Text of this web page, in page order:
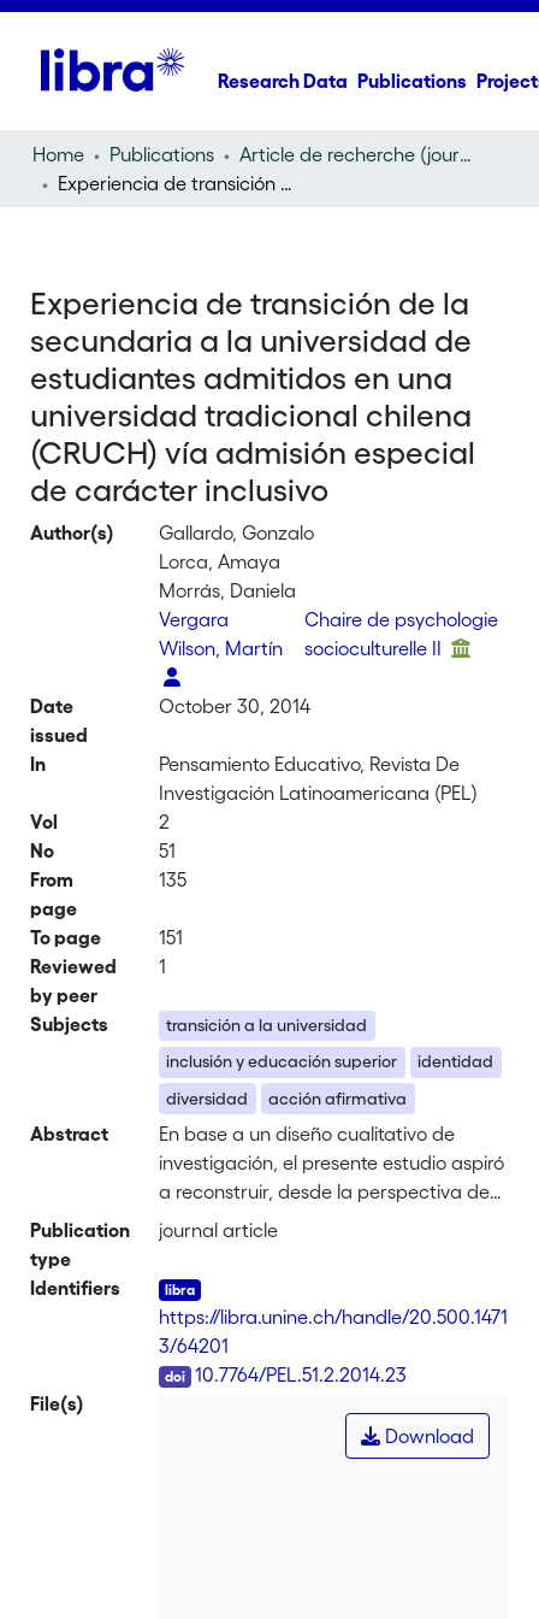
Research Data Publications
Home Publications
Article de recherche (journal article)
Experiencia de transición de la secundaria a la universidad de estudiantes admitidos en una universidad tradicional chilena (CRUCH) vía admisión especial de carácter inclusivo
Experiencia de transición de la
secundaria a la universidad de
estudiantes admitidos en una
universidad tradicional chilena
(CRUCH) vía admisión especial
de carácter inclusivo
Author(s)
Gallardo, Gonzalo
Lorca, Amaya
Morrás, Daniela
Vergara
Wilson, Martín
Chaire de psychologie
socioculturelle II
Date
issued
October 30, 2014
In
Pensamiento Educativo, Revista De
Investigación Latinoamericana (PEL)
Vol
2
No
51
From
page
135
To page
151
Reviewed
by peer
1
Subjects
transición a la universidad
inclusión y educación superior
identidad
diversidad
acción afirmativa
Abstract
En base a un diseño cualitativo de
investigación, el presente estudio aspiró
a reconstruir, desde la perspectiva de
los propios estudiantes, la experiencia
universidad de jóvenes admitidos a
través del programa de admisión
especial Talento+Inclusión en la
Pontificia Universidad Católica de Chile,
institución tradicional del Consejo de
Rectores de las Universidades Chilenas
(CRUCH). El punto de vista de los
Publication
type
journal article
Identifiers
https://libra.unine.ch/handle/20.500.1471
3/64201
10.7764/PEL.51.2.2014.23
File(s)
Download